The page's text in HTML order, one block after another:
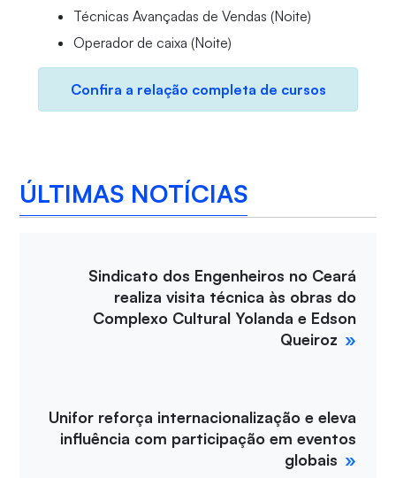
Técnicas Avançadas de Vendas (Noite)
Operador de caixa (Noite)
Confira a relação completa de cursos
ÚLTIMAS NOTÍCIAS
Sindicato dos Engenheiros no Ceará
realiza visita técnica às obras do
Complexo Cultural Yolanda e Edson
Queiroz
Unifor reforça internacionalização e eleva
influência com participação em eventos
globais